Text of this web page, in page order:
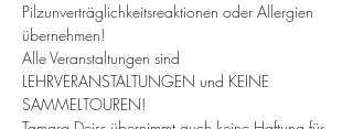
Pilzunverträglichkeitsreaktionen oder Allergien
übernehmen!
Alle Veranstaltungen sind
LEHRVERANSTALTUNGEN und KEINE
SAMMELTOUREN!